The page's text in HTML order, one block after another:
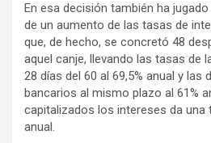
En esa decisión también ha
de un aumento de las tasas de
que, de hecho, se concretó 48
aquel canje, llevando las tasas de
28 días del 60 al 69,5% anual y las
bancarios al mismo plazo al 61%
capitalizados los intereses da una
anual.